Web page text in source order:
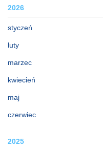
2026
styczeń
luty
marzec
kwiecień
maj
czerwiec
2025